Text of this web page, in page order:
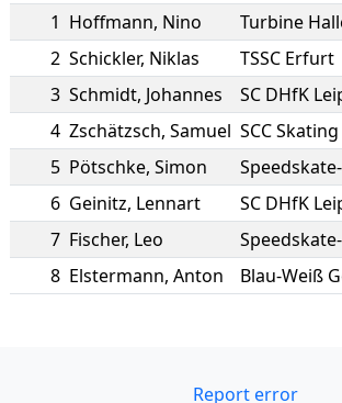
1 Hoffmann, Nino
Turbine
2 Schickler, Niklas
TSSC Erfurt
3 Schmidt, Johannes
SC DHfK
4 Zschätzsch, Samuel SCC
5 Pötschke, Simon
6 Geinitz, Lennart
SC DHfK
7 Fischer, Leo
8 Elstermann, Anton Blau-Weiß
Report error